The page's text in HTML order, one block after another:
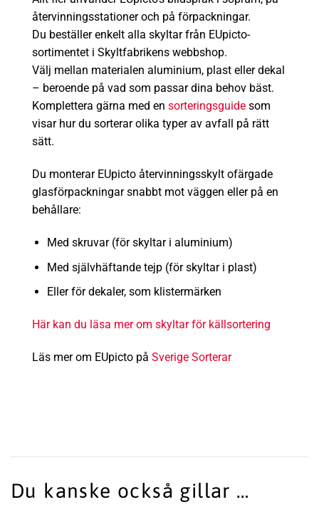
återvinningsstationer och på förpackningar.
Du beställer enkelt alla skyltar från EUpicto-
sortimentet i Skyltfabrikens webbshop.
Välj mellan materialen aluminium, plast eller dekal
– beroende på vad som passar dina behov bäst.
Komplettera gärna med en sorteringsguide som
visar hur du sorterar olika typer av avfall på rätt
sätt.
Du monterar EUpicto återvinningsskylt ofärgade
glasförpackningar snabbt mot väggen eller på en
behållare:
Med skruvar (för skyltar i aluminium)
Med självhäftande tejp (för skyltar i plast)
Eller för dekaler, som klistermärken
Här kan du läsa mer om skyltar för källsortering
Läs mer om EUpicto på Sverige Sorterar
Du kanske också gillar …